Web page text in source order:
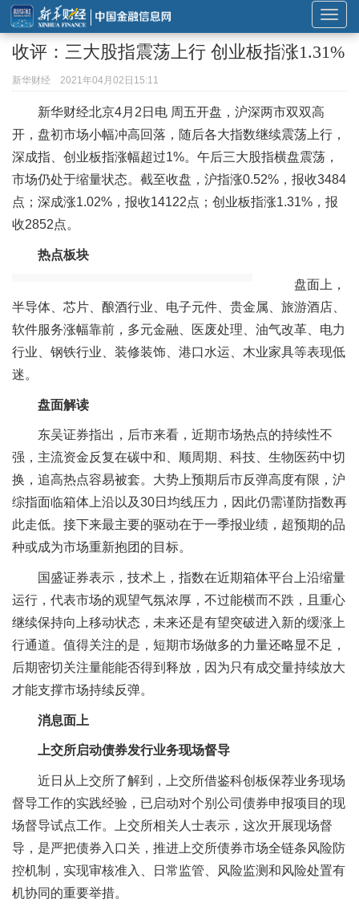
展
开
或
航
收评：三大股指震荡上行 创业板指涨1.31%
新华财经 2021年04月02日15:11
新华财经北京4月2日电 周五开盘，沪深两市双双高
开，盘初市场小幅冲高回落，随后各大指数继续震荡上行，
深成指、创业板指涨幅超过1%。午后三大股指横盘震荡，
市场仍处于缩量状态。截至收盘，沪指涨0.52%，报收3484
点；深成涨1.02%，报收14122点；创业板指涨1.31%，报
收2852点。
热点板块
盘面上，
半导体、芯片、酿酒行业、电子元件、贵金属、旅游酒店、
软件服务涨幅靠前，多元金融、医废处理、油气改革、电力
行业、钢铁行业、装修装饰、港口水运、木业家具等表现低
迷。
盘面解读
东吴证券指出，后市来看，近期市场热点的持续性不
强，主流资金反复在碳中和、顺周期、科技、生物医药中切
换，追高热点容易被套。大势上预期后市反弹高度有限，沪
综指面临箱体上沿以及30日均线压力，因此仍需谨防指数再
此走低。接下来最主要的驱动在于一季报业绩，超预期的品
种或成为市场重新抱团的目标。
国盛证券表示，技术上，指数在近期箱体平台上沿缩量
运行，代表市场的观望气氛浓厚，不过能横而不跌，且重心
继续保持向上移动状态，未来还是有望突破进入新的缓涨上
行通道。值得关注的是，短期市场做多的力量还略显不足，
后期密切关注量能能否得到释放，因为只有成交量持续放大
才能支撑市场持续反弹。
消息面上
上交所启动债券发行业务现场督导
近日从上交所了解到，上交所借鉴科创板保荐业务现场
督导工作的实践经验，已启动对个别公司债券申报项目的现
场督导试点工作。上交所相关人士表示，这次开展现场督
导，是严把债券入口关，推进上交所债券市场全链条风险防
控机制，实现审核准入、日常监管、风险监测和风险处置有
机协同的重要举措。